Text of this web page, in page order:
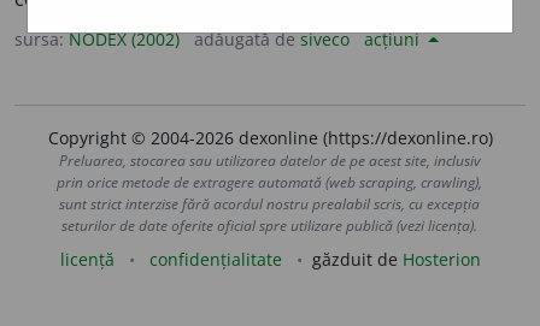
sursa:NODEX (2002) adăugată desiveco acțiuni
Copyright © 2004-2026 dexonline (https://dexonline.ro)
Preluarea, stocarea sau utilizarea datelor de pe acest site, inclusiv
prin orice metode de extragere automată (web scraping, crawling),
sunt strict interzise fără acordul nostru prealabil scris, cu excepția
seturilor de date oferite oficial spre utilizare publică (vezi licența).
licență confidențialitate găzduit de Hosterion